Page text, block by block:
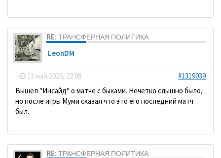
RE: ТРАНСФЕРНАЯ ПОЛИТИКА
LeonDM
- 13 май 2026, 22:08
#1319039
Вышел "Инсайд" о матче с быками. Нечетко слышно было,
но после игры Муми сказал что это его последний матч
был.
RE: ТРАНСФЕРНАЯ ПОЛИТИКА